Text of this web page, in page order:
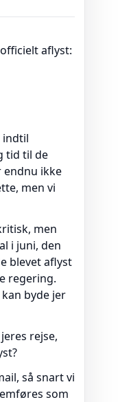
aflyst:
indtil
tid til de
endnu ikke
men vi
men
i juni, den
blevet aflyst
regering.
byde jer
rejse,
så snart vi
som